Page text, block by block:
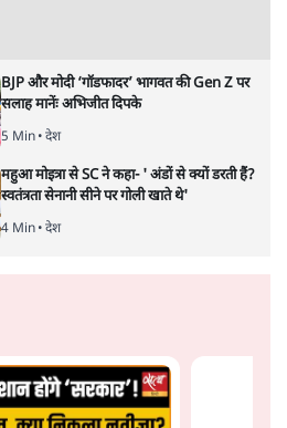
UPI पर प्रस्तावित शुल्क के पीछे ट्रंप का दबाव?
वीजा-मास्टरकार्ड को फायदा पहुँचाने की चर्चा
6 Min• विश्लेषण
मार्क ज़करबर्ग का माफीनामाः ये बहुत अंदर की बात
है
9 Min• विश्लेषण
BJP और मोदी ‘गॉडफादर’ भागवत की Gen Z पर
सलाह मानेंः अभिजीत दिपके